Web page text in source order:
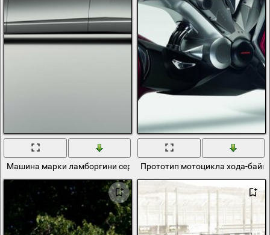
Машина марки ламборгини серого цвета прототип
Прототип мотоцикла хода-байк